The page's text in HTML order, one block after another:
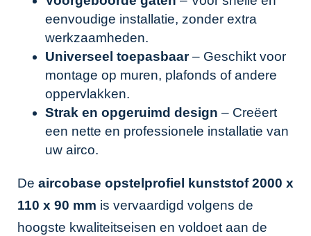
eenvoudige installatie, zonder extra
werkzaamheden.
Universeel toepasbaar– Geschikt voor
montage op muren, plafonds of andere
oppervlakken.
Strak en opgeruimd design – Creëert
een nette en professionele installatie van
uw airco.
De aircobase opstelprofiel kunststof 2000 x
110 x 90 mm is vervaardigd volgens de
hoogste kwaliteitseisen en voldoet aan de